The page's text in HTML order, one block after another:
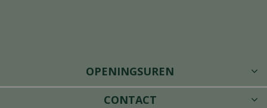
OPENINGSUREN
CONTACT